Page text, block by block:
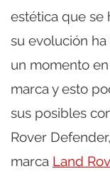
estética que se
su evolución
un momento
marca y esto
sus posibles
Rover
marca Land